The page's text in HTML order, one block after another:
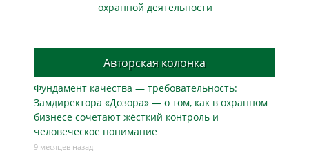
охранной деятельности
Авторская колонка
Фундамент качества — требовательность:
Замдиректора «Дозора» — о том, как в охранном
бизнесe сочетают жёсткий контроль и
человеческое понимание
9 месяцев назад